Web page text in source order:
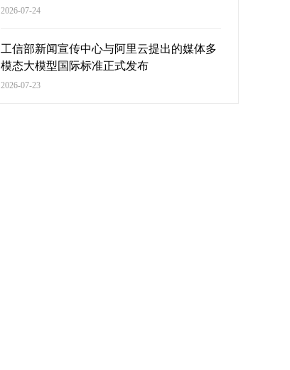
2026-07-24
工信部新闻宣传中心与阿里云提出的媒体多
模态大模型国际标准正式发布
2026-07-23